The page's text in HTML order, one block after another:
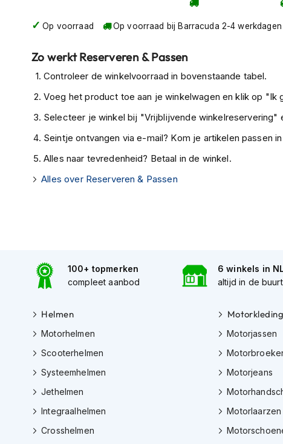
Doorwaai
motorjassen
Leren
motorjassen
Textiele
Dames
motorbroeken
motorbroeken
motorbroeken
Leren
motorbroeken
Textiel
motorbroeken
KENTEKENPLAATVERLICHTING en de REFLECTOR mee
_x000D_
monteren, deze dient u ook te vervangen door aftermarket
_x000D_
Op voorraad Op voorraad bij Barracuda 2-4 werkdagen
Zo werkt Reserveren & Passen
Controleer de winkelvoorraad in bovenstaande tabel.
Voeg het product toe aan je winkelwagen en klik op "Ik
Selecteer je winkel bij "Vrijblijvende winkelreservering"
Seintje ontvangen via e-mail? Kom je artikelen passen
Alles naar tevredenheid? Betaal in de winkel.
Alles over Reserveren & Passen
100+ topmerken
compleet aanbod
6 winkels in
altijd in de buurt
Helmen
Motorhelmen
Scooterhelmen
Systeemhelmen
Jethelmen
Integraalhelmen
Crosshelmen
Motorkleding
Motorjassen
Motorjeans
Motorlaarzen